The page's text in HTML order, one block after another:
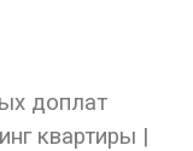
доплат
квартиры |